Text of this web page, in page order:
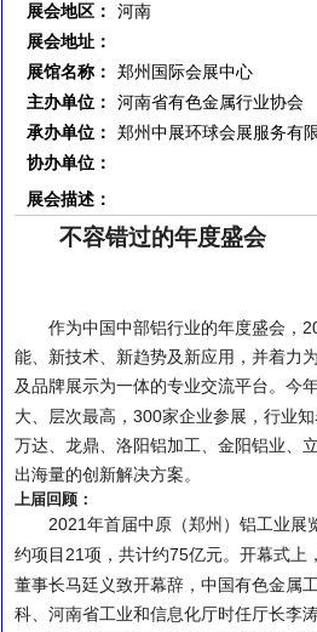
展会地区：
河南
展会地址：
展馆名称：
郑州国际会展中心
主办单位：
河南省有色金属行业协会
承办单位：
郑州中展环球会展服务有
协办单位：
展会描述：
不容错过的年度盛会
作为中国中部铝行业的年度盛会，
能、新技术、新趋势及新应用，并着力
及品牌展示为一体的专业交流平台。今
大、层次最高， 300家企业参展，行业
万达、龙鼎、洛阳铝加工、金阳铝业、
出海量的创新解决方案。
上届回顾：
2021 年首届中原（郑州）铝工业展
约项目 21 项，共计约75亿元。开幕式上
董事长马廷义致开幕辞，中国有色金属
科、河南省工业和信息化厅时任厅长李